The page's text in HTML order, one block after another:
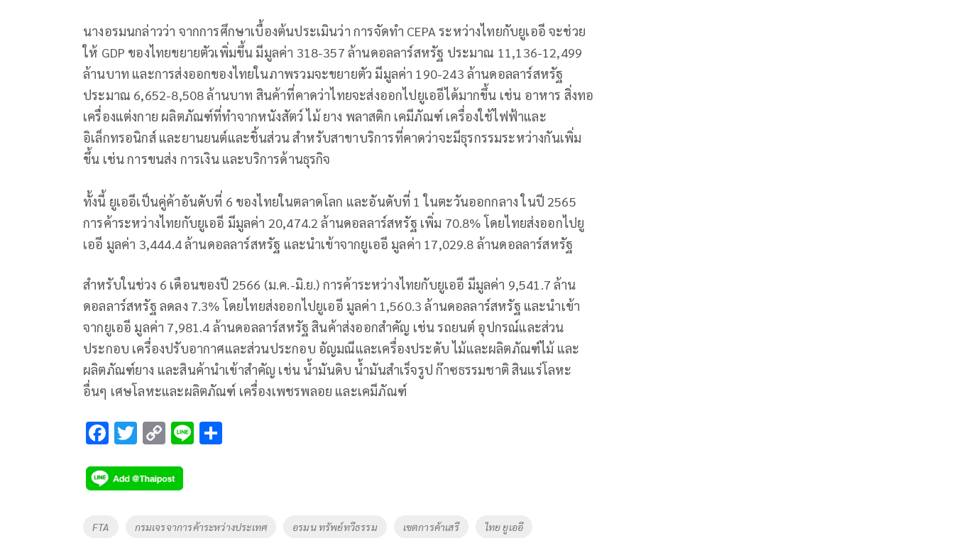
นางอรมนกล่าวว่า จากการศึกษาเบื้องต้นประเมินว่า การจัดทำ CEPA ระหว่างไทยกับยูเออี จะช่วย
ให้ GDP ของไทยขยายตัวเพิ่มขึ้น มีมูลค่า 318-357 ล้านดอลลาร์สหรัฐ ประมาณ 11,136-12,499
ล้านบาท และการส่งออกของไทยในภาพรวมจะขยายตัว มีมูลค่า 190-243 ล้านดอลลาร์สหรัฐ
ประมาณ 6,652-8,508 ล้านบาท สินค้าที่คาดว่าไทยจะส่งออกไปยูเออีได้มากขึ้น เช่น อาหาร สิ่งทอ
เครื่องแต่งกาย ผลิตภัณฑ์ที่ทำจากหนังสัตว์ ไม้ ยาง พลาสติก เคมีภัณฑ์ เครื่องใช้ไฟฟ้าและ
อิเล็กทรอนิกส์ และยานยนต์และชิ้นส่วน สำหรับสาขาบริการที่คาดว่าจะมีธุรกรรมระหว่างกันเพิ่ม
ขึ้น เช่น การขนส่ง การเงิน และบริการด้านธุรกิจ
ทั้งนี้ ยูเออีเป็นคู่ค้าอันดับที่ 6 ของไทยในตลาดโลก และอันดับที่ 1 ในตะวันออกกลาง ในปี 2565
การค้าระหว่างไทยกับยูเออี มีมูลค่า 20,474.2 ล้านดอลลาร์สหรัฐ เพิ่ม 70.8% โดยไทยส่งออกไปยู
เออี มูลค่า 3,444.4 ล้านดอลลาร์สหรัฐ และนำเข้าจากยูเออี มูลค่า 17,029.8 ล้านดอลลาร์สหรัฐ
สำหรับในช่วง 6 เดือนของปี 2566 (ม.ค.-มิ.ย.) การค้าระหว่างไทยกับยูเออี มีมูลค่า 9,541.7 ล้าน
ดอลลาร์สหรัฐ ลดลง 7.3% โดยไทยส่งออกไปยูเออี มูลค่า 1,560.3 ล้านดอลลาร์สหรัฐ และนำเข้า
จากยูเออี มูลค่า 7,981.4 ล้านดอลลาร์สหรัฐ สินค้าส่งออกสำคัญ เช่น รถยนต์ อุปกรณ์และส่วน
ประกอบ เครื่องปรับอากาศและส่วนประกอบ อัญมณีและเครื่องประดับ ไม้และผลิตภัณฑ์ไม้ และ
ผลิตภัณฑ์ยาง และสินค้านำเข้าสำคัญ เช่น น้ำมันดิบ น้ำมันสำเร็จรูป ก๊าซธรรมชาติ สินแร่โลหะ
อื่นๆ เศษโลหะและผลิตภัณฑ์ เครื่องเพชรพลอย และเคมีภัณฑ์
F
e
b
T
tt
er
C
p
y
Li
Li
Tags
FTA กรมเจรจาการค้าระหว่างประเทศ อรมน ทรัพย์ทวีธรรม เขตการค้าเสรี ไทย ยูเออี